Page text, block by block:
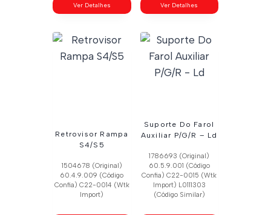
Ver Detalhes Ver Detalhes
Retrovisor Rampa
S4/S5
1504678 (Original)
60.4.9.009 (Código
Confia) C22-0014 (Wtk
Import)
Suporte Do Farol
Auxiliar P/G/R – Ld
1786693 (Original)
60.5.9.001 (Código
Confia) C22-0015 (Wtk
Import) L0111303
(Código Similar)